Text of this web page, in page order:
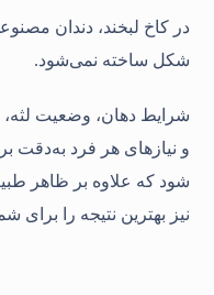
در کاخ لبخند، دندان
شکل ساخته نمی‌شود.
شرایط دهان، وضعیت
و نیازهای هر فرد
شود که علاوه بر ظاهر
نیز بهترین نتیجه را برای